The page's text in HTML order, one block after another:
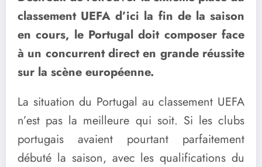
classement UEFA d’ici la fin de la saison
en cours, le Portugal doit composer face
à un concurrent direct en grande réussite
sur la scène européenne.
La situation du Portugal au classement UEFA
n’est pas la meilleure qui soit. Si les clubs
portugais avaient pourtant parfaitement
débuté la saison, avec les qualifications du